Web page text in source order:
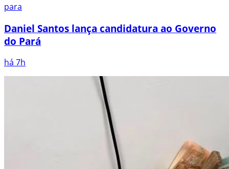
para
Daniel Santos lança candidatura ao Governo
do Pará
há 7h